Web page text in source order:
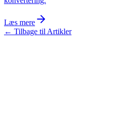
Læs mere
← Tilbage til Artikler